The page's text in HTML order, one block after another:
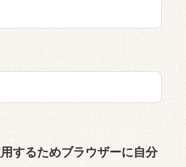
するためブラウザーに自分